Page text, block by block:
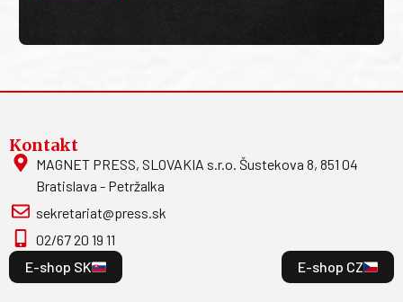
Kontakt
MAGNET PRESS, SLOVAKIA s.r.o. Šustekova 8, 851 04
Bratislava - Petržalka
sekretariat@press.sk
02/67 20 19 11
E-shop SK
E-shop CZ